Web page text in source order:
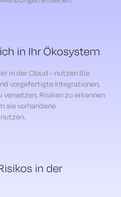
in Ihr Ökosystem
in der Cloud - nutzen Sie
vorgefertigte Integrationen,
versetzen, Risiken zu erkennen
sie vorhandene
in der